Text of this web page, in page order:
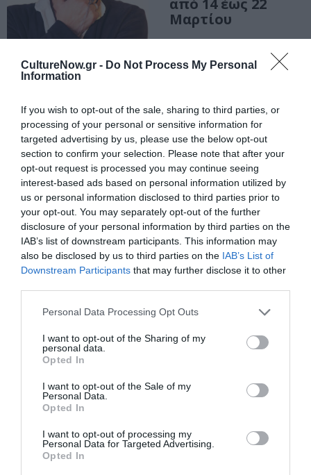
CultureNow.gr - Do Not Process My Personal
Information
If you wish to opt-out of the sale, sharing to third parties, or
processing of your personal or sensitive information for
targeted advertising by us, please use the below opt-out
section to confirm your selection. Please note that after your
opt-out request is processed you may continue seeing
interest-based ads based on personal information utilized by
us or personal information disclosed to third parties prior to
your opt-out. You may separately opt-out of the further
disclosure of your personal information by third parties on the
IAB’s list of downstream participants. This information may
also be disclosed by us to third parties on the IAB’s List of
Downstream Participants that may further disclose it to other
Personal Data Processing Opt Outs
I want to opt-out of the Sharing of my
personal data.
Opted In
I want to opt-out of the Sale of my
Personal Data.
Opted In
I want to opt-out of processing my
Personal Data for Targeted Advertising.
Opted In
ΜΟΥΣΙΚΗ / ΜΟΥΣΙΚΑ ΝΕΑ
Βελεσιώτου στο
Soul της
Θεσσαλονίκης
από 14 έως 22
Μαρτίου
ΘΕΜΑΤΑ / ΝΕΑ
Σαββατοκύριακο
στην Αθήνα:
Μαρτίου
ΜΟΥΣΙΚΗ / ΜΟΥΣΙΚΑ ΝΕΑ
«Γυναίκες
παράσταση
αφιερωμένη στη
και δημιουργία
στο Christmas